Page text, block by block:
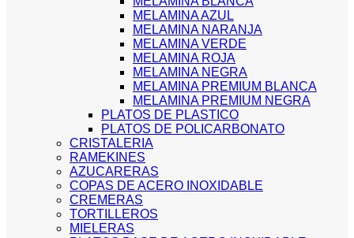
MELAMINA AZUL
MELAMINA NARANJA
MELAMINA VERDE
MELAMINA ROJA
MELAMINA NEGRA
MELAMINA PREMIUM BLANCA
MELAMINA PREMIUM NEGRA
PLATOS DE PLASTICO
PLATOS DE POLICARBONATO
CRISTALERIA
RAMEKINES
AZUCARERAS
COPAS DE ACERO INOXIDABLE
CREMERAS
TORTILLEROS
MIELERAS